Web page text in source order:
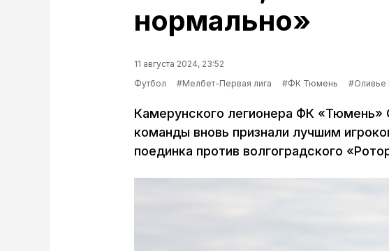
нормально»
11 августа 2024, 23:52
Футбол
#Мелбет-Первая лига #ФК Тюмень #Оливье
Камерунского легионера ФК «Тюмень»
команды вновь признали лучшим
поединка против волгоградского